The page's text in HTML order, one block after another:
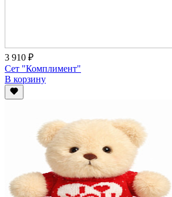
3 910 ₽
Сет "Комплимент"
В корзину